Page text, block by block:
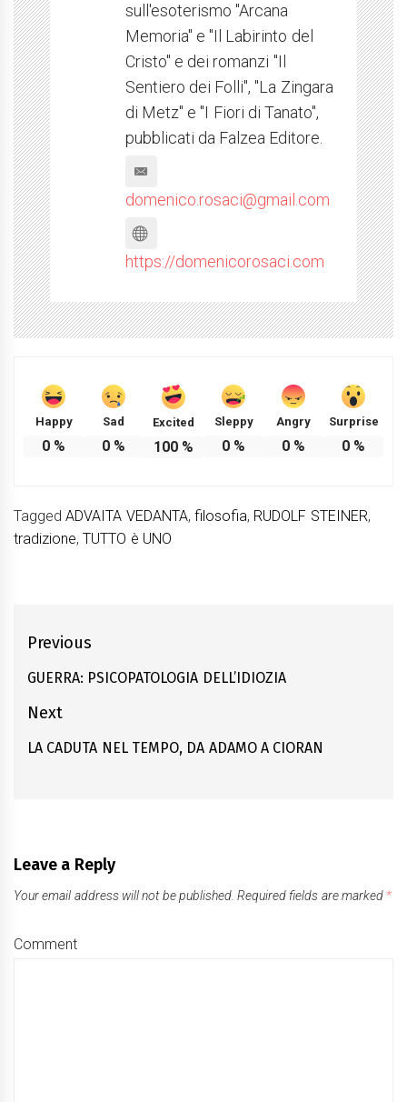
sull'esoterismo "Arcana
Memoria" e "Il Labirinto del
Cristo" e dei romanzi "Il
Sentiero dei Folli", "La Zingara
di Metz" e "I Fiori di Tanato",
pubblicati da Falzea Editore.
domenico.rosaci@gmail.com
https://domenicorosaci.com
Happy
0%
Sad
0%
Excited
100%
Sleppy
0%
Angry
0%
Surprise
0%
TaggedADVAITA VEDANTA, filosofia, RUDOLF STEINER,
tradizione,TUTTO è UNO
Post
navigation
Previous
Previous
GUERRA: PSICOPATOLOGIA DELL’IDIOZIA
Next
Next
LA CADUTA NEL TEMPO, DA ADAMO A CIORAN
Leave a Reply
Your email address will not be published. Required fields are marked *
Comment